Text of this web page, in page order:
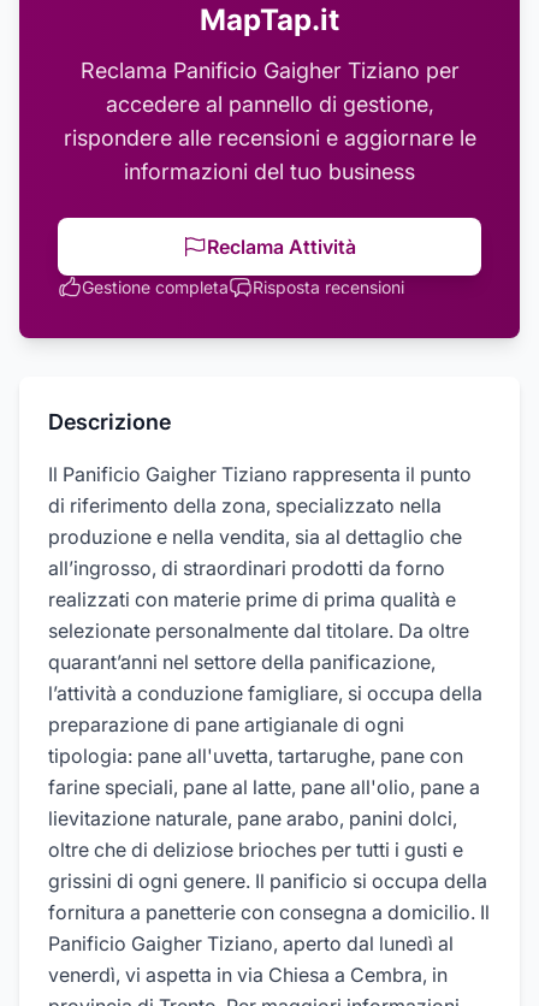
MapTap.it
Reclama Panificio Gaigher Tiziano per
accedere al pannello di gestione,
rispondere alle recensioni e aggiornare le
informazioni del tuo business
Reclama Attività
Gestione completa Risposta recensioni
Descrizione
Il Panificio Gaigher Tiziano rappresenta il punto
di riferimento della zona, specializzato nella
produzione e nella vendita, sia al dettaglio che
all’ingrosso, di straordinari prodotti da forno
realizzati con materie prime di prima qualità e
selezionate personalmente dal titolare. Da oltre
quarant’anni nel settore della panificazione,
l’attività a conduzione famigliare, si occupa della
preparazione di pane artigianale di ogni
tipologia: pane all'uvetta, tartarughe, pane con
farine speciali, pane al latte, pane all'olio, pane a
lievitazione naturale, pane arabo, panini dolci,
oltre che di deliziose brioches per tutti i gusti e
grissini di ogni genere. Il panificio si occupa della
fornitura a panetterie con consegna a domicilio. Il
Panificio Gaigher Tiziano, aperto dal lunedì al
venerdì, vi aspetta in via Chiesa a Cembra, in